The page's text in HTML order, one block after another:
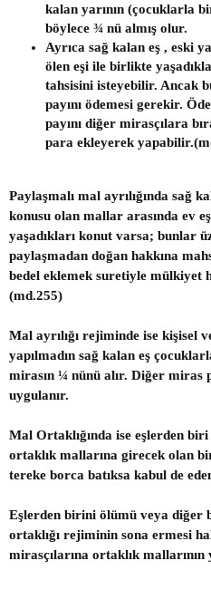
kalan yarının (çocuklarla
böylece ¾ nü almış olur.
Ayrıca sağ kalan eş , eski
ölen eşi ile birlikte
tahsisini isteyebilir. Ancak
payını ödemesi gerekir.
payını diğer mirasçılara
para ekleyerek
Paylaşmalı mal ayrılığında sağ
konusu olan mallar arasında ev
yaşadıkları konut varsa; bunlar
paylaşmadan doğan hakkına
bedel eklemek suretiyle mülkiyet
(md.255)
Mal ayrılığı rejiminde ise kişisel
yapılmadın sağ kalan eş
mirasın ¼ nünü alır. Diğer miras
uygulanır.
Mal Ortaklığında ise eşlerden
ortaklık mallarına girecek olan
tereke borca batıksa kabul de
Eşlerden birini ölümü veya
ortaklığı rejiminin sona ermesi
mirasçılarına ortaklık